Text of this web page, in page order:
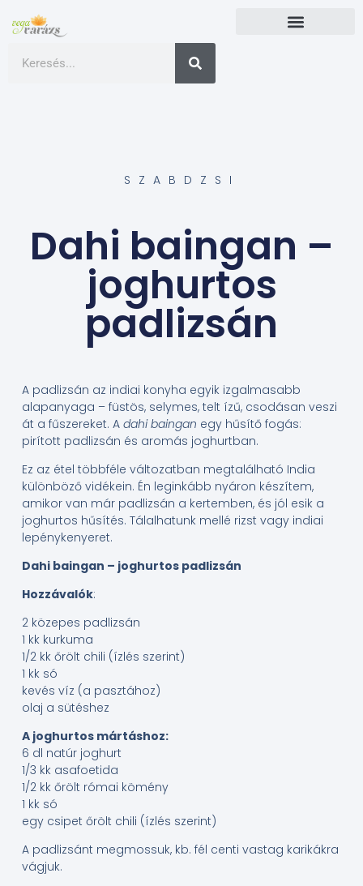
SZABDZSI
Dahi baingan –
joghurtos
padlizsán
A padlizsán az indiai konyha egyik izgalmasabb
alapanyaga – füstös, selymes, telt ízű, csodásan veszi
át a fűszereket. A dahi baingan egy hűsítő fogás:
pirított padlizsán és aromás joghurtban.
Ez az étel többféle változatban megtalálható India
különböző vidékein. Én leginkább nyáron készítem,
amikor van már padlizsán a kertemben, és jól esik a
joghurtos hűsítés. Tálalhatunk mellé rizst vagy indiai
lepénykenyeret.
Dahi baingan – joghurtos padlizsán
Hozzávalók:
2 közepes padlizsán
1 kk kurkuma
1/2 kk őrölt chili (ízlés szerint)
1 kk só
kevés víz (a pasztához)
olaj a sütéshez
A joghurtos mártáshoz:
6 dl natúr joghurt
1/3 kk asafoetida
1/2 kk őrölt római kömény
1 kk só
egy csipet őrölt chili (ízlés szerint)
A padlizsánt megmossuk, kb. fél centi vastag karikákra
vágjuk.